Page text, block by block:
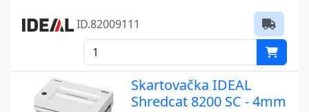
ID.82009111
Skartovačka IDEAL
Shredcat 8200 SC - 4mm